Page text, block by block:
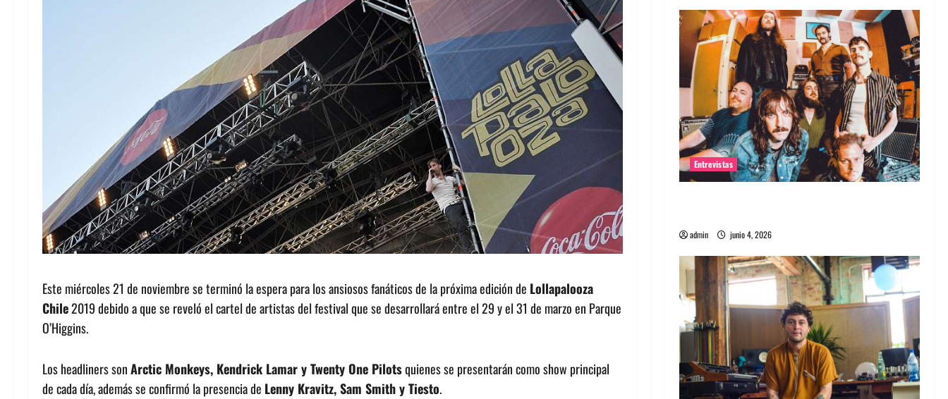
Este miércoles 21 de noviembre se terminó la espera para los ansiosos fanáticos de la próxima edición de Lollapalooza
Chile2019 debido a que se reveló el cartel de artistas del festival que se desarrollará entre el 29 y el 31 de marzo en Parque
O’Higgins.
Los headliners sonArctic Monkeys, Kendrick Lamar y Twenty One Pilotsquienes se presentarán como show principal
de cada día, además se confirmó la presencia de Lenny Kravitz, Sam Smith y Tiesto.
Entrevistas
admin junio 4, 2026